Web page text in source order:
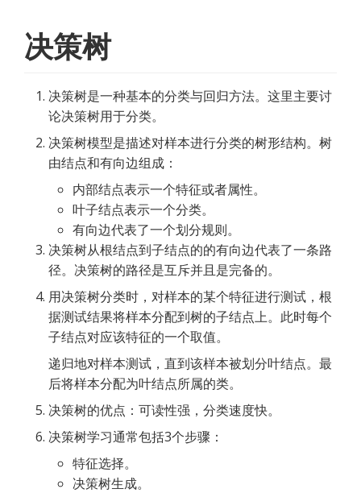
决策树
决策树是一种基本的分类与回归方法。这里主要讨
论决策树用于分类。
决策树模型是描述对样本进行分类的树形结构。树
由结点和有向边组成：
内部结点表示一个特征或者属性。
叶子结点表示一个分类。
有向边代表了一个划分规则。
决策树从根结点到子结点的的有向边代表了一条路
径。决策树的路径是互斥并且是完备的。
用决策树分类时，对样本的某个特征进行测试，根
据测试结果将样本分配到树的子结点上。此时每个
子结点对应该特征的一个取值。
递归地对样本测试，直到该样本被划分叶结点。最
后将样本分配为叶结点所属的类。
决策树的优点：可读性强，分类速度快。
决策树学习通常包括3个步骤：
特征选择。
决策树生成。